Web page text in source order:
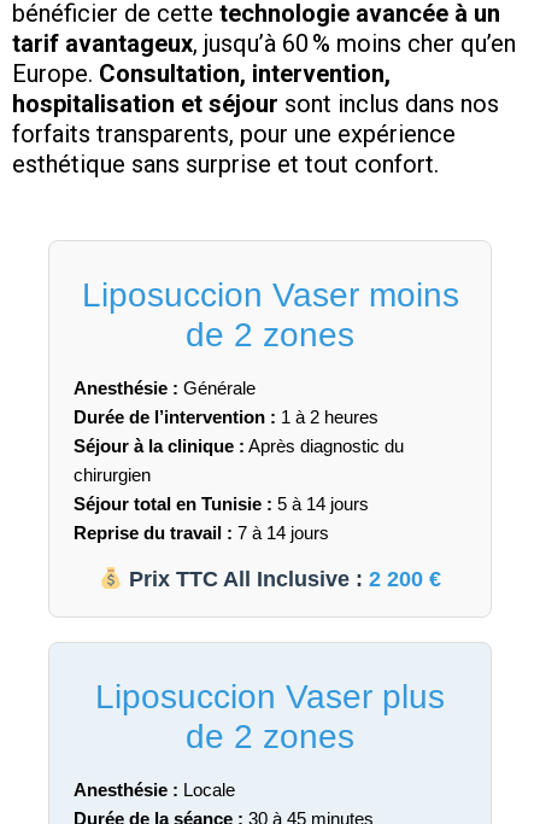
bénéficier de cette technologie avancée à un
tarif avantageux, jusqu’à 60 % moins cher qu’en
Europe. Consultation, intervention,
hospitalisation et séjour sont inclus dans nos
forfaits transparents, pour une expérience
esthétique sans surprise et tout confort.
Liposuccion Vaser moins
de 2 zones
Anesthésie : Générale
Durée de l’intervention : 1 à 2 heures
Séjour à la clinique : Après diagnostic du
chirurgien
Séjour total en Tunisie : 5 à 14 jours
Reprise du travail : 7 à 14 jours
Prix TTC All Inclusive :2 200 €
Liposuccion Vaser plus
de 2 zones
Anesthésie : Locale
Durée de la séance : 30 à 45 minutes